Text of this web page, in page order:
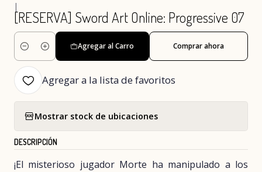
|
[RESERVA] Sword Art Online: Progressive 07
Cantidad
Agregar al Carro Comprar ahora
Agregar a la lista de favoritos
Mostrar stock de ubicaciones
DESCRIPCIÓN
¡El misterioso jugador Morte ha manipulado a los